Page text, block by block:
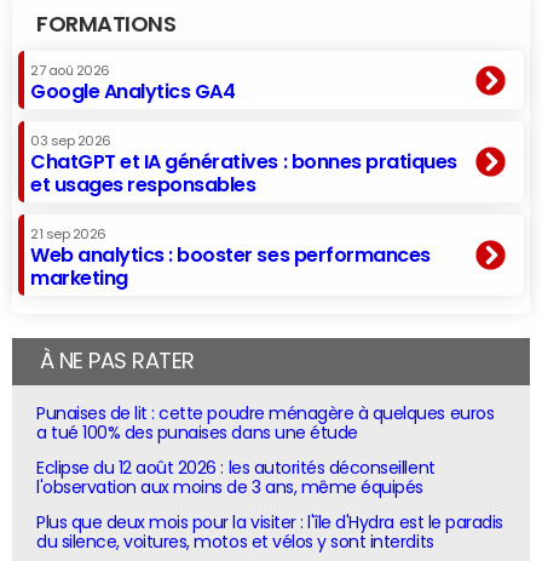
FORMATIONS
27 aoû 2026
Google Analytics GA4
03 sep 2026
ChatGPT et IA génératives : bonnes pratiques
et usages responsables
21 sep 2026
Web analytics : booster ses performances
marketing
À NE PAS RATER
Punaises de lit : cette poudre ménagère à quelques euros
a tué 100% des punaises dans une étude
Eclipse du 12 août 2026 : les autorités déconseillent
l'observation aux moins de 3 ans, même équipés
Plus que deux mois pour la visiter : l'île d'Hydra est le paradis
du silence, voitures, motos et vélos y sont interdits